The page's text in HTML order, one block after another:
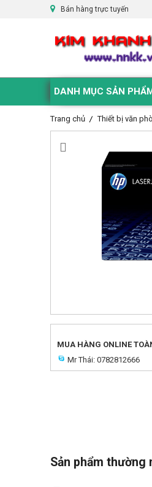
Bán hàng trực tuyến
DANH MỤC SẢN
Trang chủ Thiết bị văn
MUA HÀNG ONLINE
Mr Thái: 0782812666
Sản phẩm thường